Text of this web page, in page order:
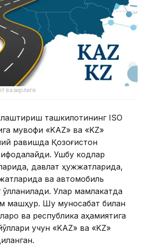
вазирлиги
ташкилотининг ISO
мувофиқ «KAZ» ва «KZ»
равишда Қозоғистон
Ушбу кодлар
давлат ҳужжатларида,
ва автомобиль
қўлланилади. Улар мамлакатда
машҳур. Шу муносабат билан
ва республика аҳамиятига
учун «KAZ» ва «KZ»